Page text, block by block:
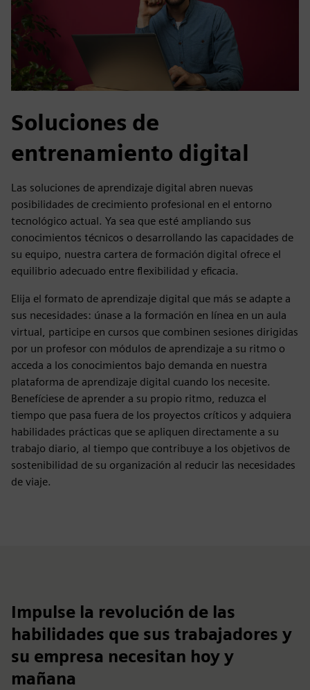
Soluciones de
entrenamiento digital
Las soluciones de aprendizaje digital abren nuevas
posibilidades de crecimiento profesional en el entorno
tecnológico actual. Ya sea que esté ampliando sus
conocimientos técnicos o desarrollando las capacidades de
su equipo, nuestra cartera de formación digital ofrece el
equilibrio adecuado entre flexibilidad y eficacia.
Elija el formato de aprendizaje digital que más se adapte a
sus necesidades: únase a la formación en línea en un aula
virtual, participe en cursos que combinen sesiones dirigidas
por un profesor con módulos de aprendizaje a su ritmo o
acceda a los conocimientos bajo demanda en nuestra
plataforma de aprendizaje digital cuando los necesite.
Benefíciese de aprender a su propio ritmo, reduzca el
tiempo que pasa fuera de los proyectos críticos y adquiera
habilidades prácticas que se apliquen directamente a su
trabajo diario, al tiempo que contribuye a los objetivos de
sostenibilidad de su organización al reducir las necesidades
de viaje.
Impulse la revolución de las
habilidades que sus trabajadores y
su empresa necesitan hoy y
mañana